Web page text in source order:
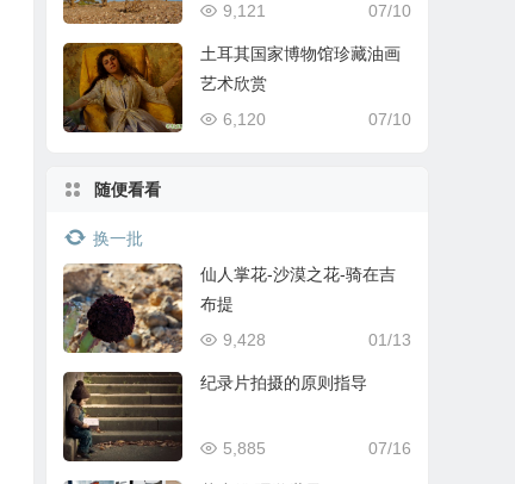
07/10
9,121
土耳其国家博物馆珍藏油画
艺术欣赏
07/10
6,120
随便看看
换一批
仙人掌花-沙漠之花-骑在吉
布提
01/13
9,428
纪录片拍摄的原则指导
07/16
5,885